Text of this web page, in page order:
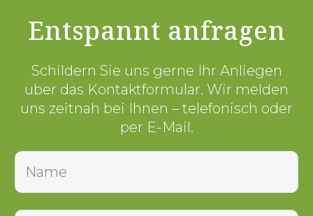
Entspannt anfragen
Schildern Sie uns gerne Ihr Anliegen
über das Kontaktformular. Wir melden
uns zeitnah bei Ihnen – telefonisch oder
per E-Mail.